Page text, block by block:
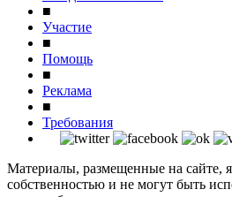
■
Участие
■
Помощь
■
Реклама
■
Требования
Материалы, размещенные на сайте,
собственностью и не могут быть